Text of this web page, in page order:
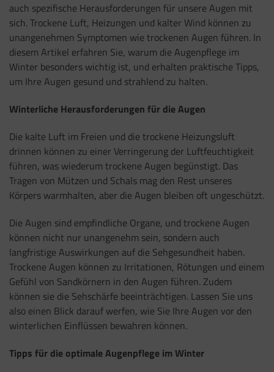
auch spezifische Herausforderungen für unsere Augen mit
sich. Trockene Luft, Heizungen und kalter Wind können zu
unangenehmen Symptomen wie trockenen Augen führen. In
diesem Artikel erfahren Sie, warum die Augenpflege im
Winter besonders wichtig ist, und erhalten praktische Tipps,
um Ihre Augen gesund und strahlend zu halten.
Winterliche Herausforderungen für die Augen
Die kalte Luft im Freien und die trockene Heizungsluft
drinnen können zu einer Verringerung der Luftfeuchtigkeit
führen, was wiederum trockene Augen begünstigt. Das
Tragen von Mützen und Schals mag den Rest unseres
Körpers warmhalten, aber die Augen bleiben oft ungeschützt.
Die Augen sind empfindliche Organe, und trockene Augen
können nicht nur unangenehm sein, sondern auch
langfristige Auswirkungen auf die Sehgesundheit haben.
Trockene Augen können zu Irritationen, Rötungen und einem
Gefühl von Sandkörnern in den Augen führen. Zudem
können sie die Sehschärfe beeinträchtigen. Lassen Sie uns
also einen Blick darauf werfen, wie Sie Ihre Augen vor den
winterlichen Einflüssen bewahren können.
Tipps für die optimale Augenpflege im Winter